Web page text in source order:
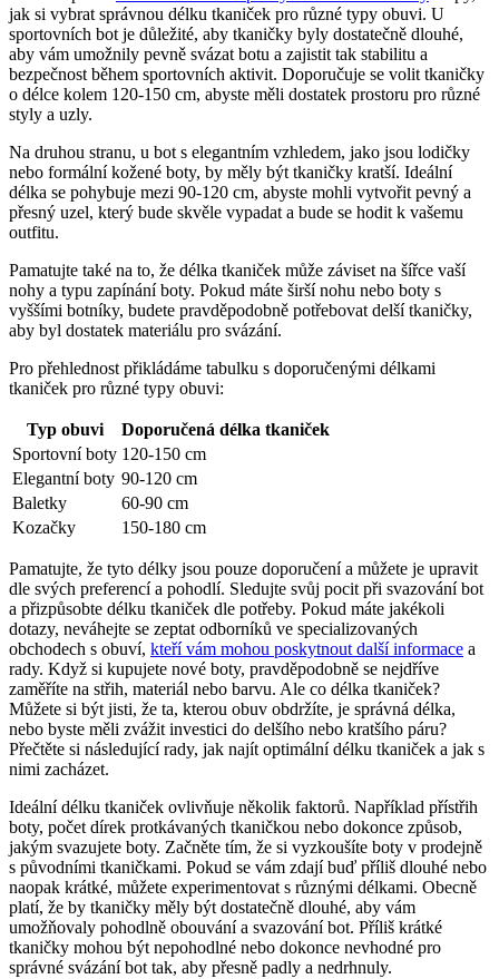
jak si vybrat správnou délku tkaniček pro různé typy obuvi. U
sportovních bot je důležité,⁢ aby tkaničky byly dostatečně dlouhé,
aby vám umožnily pevně svázat botu a ‌zajistit tak stabilitu a​
bezpečnost během ⁤sportovních aktivit. Doporučuje se volit tkaničky
o délce kolem ‌120-150 cm, abyste měli dostatek prostoru pro různé​
styly a uzly.
Na druhou stranu, u bot ⁢s elegantním vzhledem, jako jsou lodičky
nebo formální kožené boty, by ⁤měly být tkaničky kratší. Ideální
délka se pohybuje mezi 90-120 cm, abyste⁢ mohli vytvořit pevný⁣ a‌
přesný uzel, který ⁤bude skvěle ‍vypadat a⁤ bude se hodit k vašemu
outfitu.
Pamatujte‍ také na to, že⁣ délka tkaniček může záviset na šířce vaší
nohy a typu zapínání boty. Pokud ⁣máte širší nohu nebo boty s
vyššími botníky, budete pravděpodobně potřebovat delší tkaničky,
aby byl dostatek materiálu pro svázání.
Pro přehlednost přikládáme ⁣tabulku s doporučenými délkami
tkaniček pro různé typy ⁢obuvi:
Typ obuvi
Doporučená délka tkaniček
Sportovní boty 120-150 cm
Elegantní boty 90-120 cm
Baletky
60-90 cm
Kozačky
150-180 cm
Pamatujte, že ⁤tyto délky jsou pouze doporučení a​ můžete je upravit
dle svých⁣ preferencí a‍ pohodlí. Sledujte svůj pocit při svazování bot⁢
a přizpůsobte délku tkaniček dle potřeby. Pokud máte jakékoli
dotazy, neváhejte se zeptat odborníků ve specializovaných‍
obchodech s‍ obuví, kteří vám mohou poskytnout další informace a
rady. Když si kupujete nové boty, pravděpodobně se nejdříve
zaměříte na střih, materiál nebo barvu. Ale co délka tkaniček?
Můžete si být jisti, že ta, kterou obuv obdržíte, je správná ⁢délka,
nebo ⁣byste měli zvážit ⁣investici do delšího nebo kratšího páru?
Přečtěte ​si následující rady, jak najít optimální délku tkaniček a jak s
nimi zacházet.
Ideální délku tkaniček ovlivňuje několik faktorů. Například přístřih
boty, počet dírek protkávaných ‍tkaničkou nebo dokonce způsob,
jakým svazujete boty. Začněte tím, že si vyzkoušíte boty ‍v prodejně
s⁣ původními tkaničkami. Pokud se vám zdají buď příliš dlouhé nebo
naopak krátké, můžete experimentovat s⁢ různými ​délkami. Obecně
platí, že ‌by tkaničky měly být dostatečně dlouhé, aby vám
umožňovaly pohodlně obouvání a svazování bot. ​Příliš krátké
tkaničky mohou být nepohodlné nebo dokonce nevhodné pro
správné svázání bot tak, aby přesně padly a nedrhnuly.